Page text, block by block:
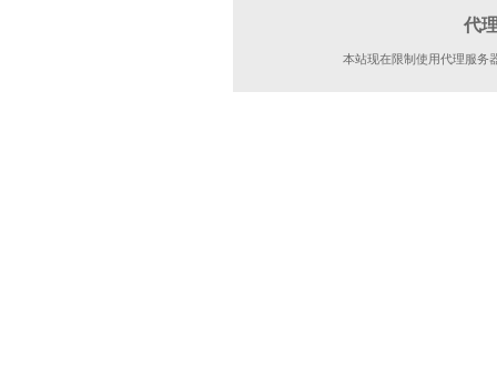
代
本站现在限制使用代理服务